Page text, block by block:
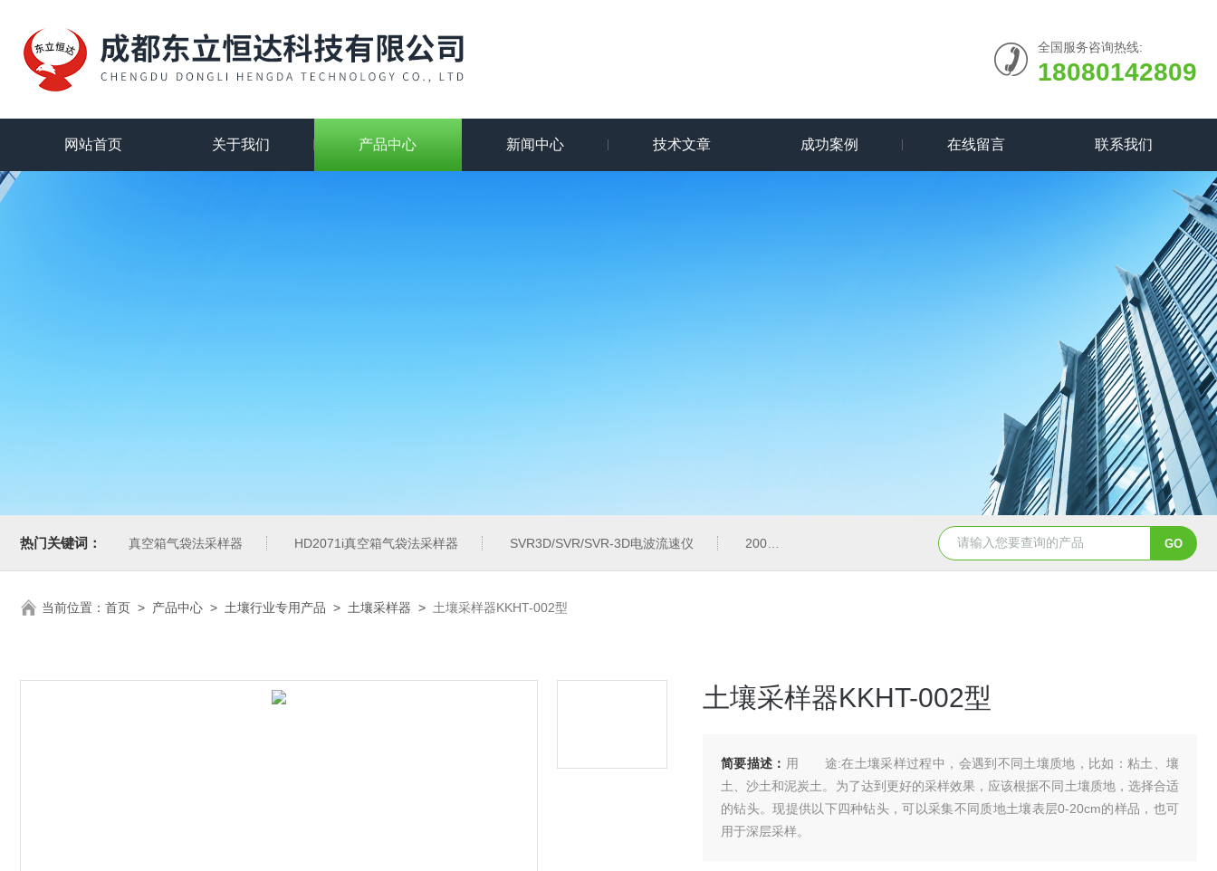
全国服务咨询热线:
18080142809
网站首页 关于我们 产品中心 新闻中心 技术文章 成功案例 在线留言 联系我们
热门关键词： 真空箱气袋法采样器 HD2071i真空箱气袋法采样器 SVR3D/SVR/SVR-3D电波流速仪 200M便携式水质重金属快速检测仪 CL650余氯测定仪 DHX-A便
当前位置： 首页 > 产品中心 > 土壤行业专用产品 > 土壤采样器 > 土壤采样器KKHT-002型
土壤采样器KKHT-002型
简要描述： 用 途:在土壤采样过程中，会遇到不同土壤质地，比如：粘土、壤
土、沙土和泥炭土。为了达到更好的采样效果，应该根据不同土壤质地，选择合适
的钻头。现提供以下四种钻头，可以采集不同质地土壤表层0-20cm的样品，也可
用于深层采样。